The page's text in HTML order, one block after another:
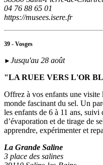
04 76 88 65 01
https://musees.isere.fr
39 - Vosges
► Jusqu'au 28 août
"LA RUEE VERS L'OR
Offrez à vos enfants une
monde fascinant du sel. Un
les enfants de 6 à 11 ans,
d’évaporation et de tirage de
apprendre, expérimenter et
La Grande Saline
3 place des salines